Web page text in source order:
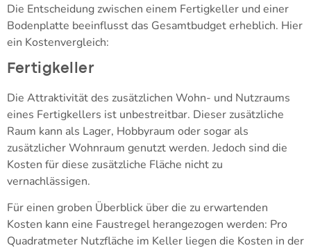
Die Entscheidung zwischen einem Fertigkeller und einer
Bodenplatte beeinflusst das Gesamtbudget erheblich. Hier
ein Kostenvergleich:
Fertigkeller
Die Attraktivität des zusätzlichen Wohn- und Nutzraums
eines Fertigkellers ist unbestreitbar. Dieser zusätzliche
Raum kann als Lager, Hobbyraum oder sogar als
zusätzlicher Wohnraum genutzt werden. Jedoch sind die
Kosten für diese zusätzliche Fläche nicht zu
vernachlässigen.
Für einen groben Überblick über die zu erwartenden
Kosten kann eine Faustregel herangezogen werden: Pro
Quadratmeter Nutzfläche im Keller liegen die Kosten in der